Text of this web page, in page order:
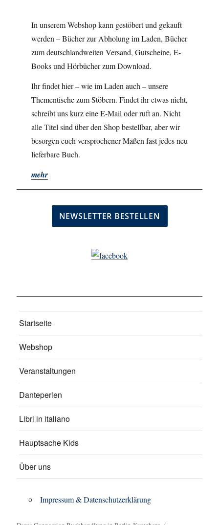
In unserem Webshop kann gestöbert und gekauft
werden – Bücher zur Abholung im Laden, Bücher
zum deutschlandweiten Versand, Gutscheine, E-
Books und Hörbücher zum Download.
Ihr findet hier – wie im Laden auch – unsere
Thementische zum Stöbern. Findet ihr etwas nicht,
schreibt uns kurz eine E-Mail oder ruft an. Nicht
alle Titel sind über den Shop bestellbar, aber wir
besorgen euch versprochener Maßen fast jedes neu
lieferbare Buch.
mehr
Startseite
Webshop
Veranstaltungen
Danteperlen
Libri in italiano
Hauptsache Kids
Über uns
Impressum & Datenschutzerklärung